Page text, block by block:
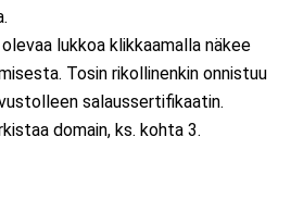
lukkoa klikkaamalla näkee
Tosin rikollinenkin onnistuu
salaussertifikaatin.
domain, ks. kohta 3.